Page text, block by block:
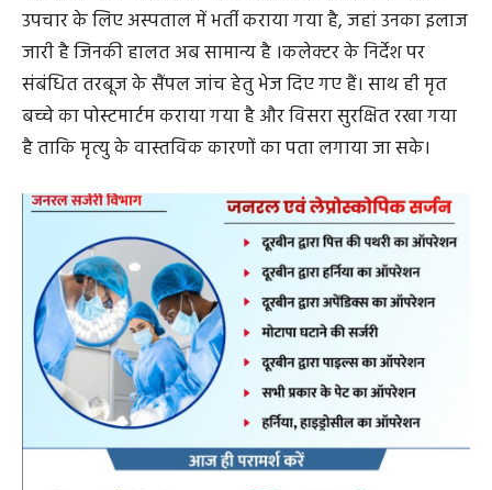
उपचार के लिए अस्पताल में भर्ती कराया गया है, जहां उनका इलाज
जारी है जिनकी हालत अब सामान्य है ।कलेक्टर के निर्देश पर
संबंधित तरबूज के सैंपल जांच हेतु भेज दिए गए हैं। साथ ही मृत
बच्चे का पोस्टमार्टम कराया गया है और विसरा सुरक्षित रखा गया
है ताकि मृत्यु के वास्तविक कारणों का पता लगाया जा सके।